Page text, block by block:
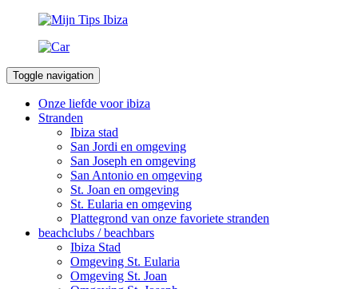
Toggle navigation
Onze liefde voor ibiza
Stranden
Ibiza stad
San Jordi en omgeving
San Joseph en omgeving
San Antonio en omgeving
St. Joan en omgeving
St. Eularia en omgeving
Plattegrond van onze favoriete stranden
beachclubs / beachbars
Ibiza Stad
Omgeving St. Eularia
Omgeving St. Joan